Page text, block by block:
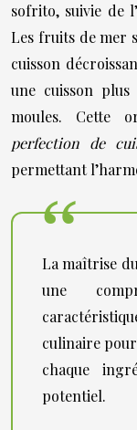
sofrito, suivie de
Les fruits de mer
cuisson
une cuisson
moules. Cette
perfection de
permettant
La maîtrise
une
culinaire
chaque
potentiel.